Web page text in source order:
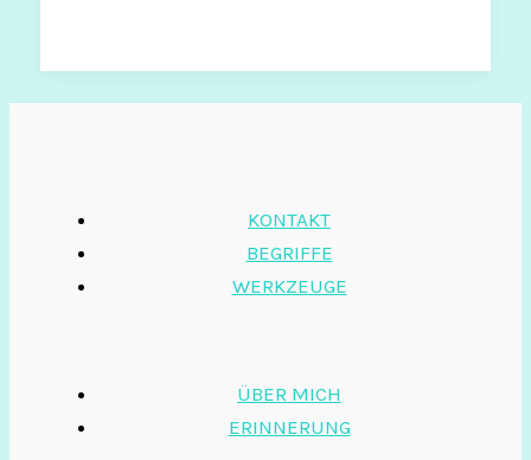
KONTAKT
BEGRIFFE
WERKZEUGE
ÜBER MICH
ERINNERUNG